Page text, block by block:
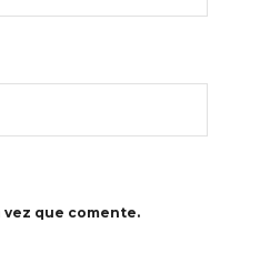
vez que comente.